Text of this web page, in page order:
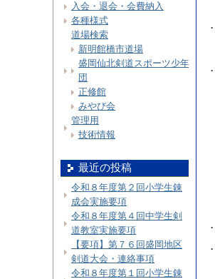
入会・退会・会費納入
各種様式
道場検索
新明館橋市道場
盛岡仙北剣道スポーツ少年
団
正修館
みやび会
管理用
技術情報
最近の投稿
令和８年度第２回小学生錬
成会実施要項
令和８年度第４回中学生剣
道教室実施要項
【要項】第７６回盛岡地区
剣道大会・連絡事項
令和８年度第１回小学生錬